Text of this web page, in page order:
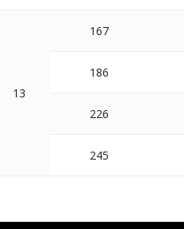
13
167
186
226
245